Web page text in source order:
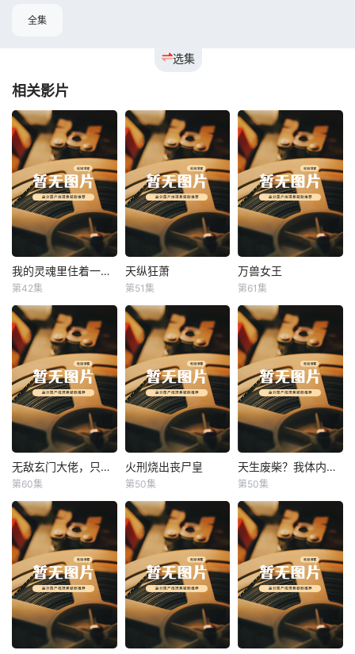
选集
全集
相关影片
我的灵魂里住着一条龙 我的灵魂里住着一条龙
第42集
天纵狂萧
天纵狂萧
第51集
万兽女王
万兽女王
第61集
无敌玄门大佬，只听姐姐的话 无敌玄门大佬，只听姐姐的话
第60集
火刑烧出丧尸皇
火刑烧出丧尸皇
第50集
天生废柴？我体内有神血 天生废柴？我体内有神血
第50集